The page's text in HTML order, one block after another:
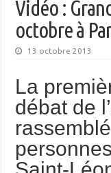
Vidéo :
octobre à
13 octobre 2013
La
débat de